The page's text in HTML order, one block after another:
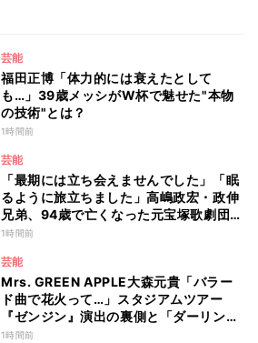
芸能
福田正博「体力的には衰えたとして
も…」39歳メッシがW杯で魅せた"本物
の技術"とは？
1時間前
芸能
「最期には立ち会えませんでした」「眠
るように旅立ちました」高嶋政宏・政伸
兄弟、94歳で亡くなった元宝塚歌劇団ト
ップスターの母・寿美花代を追悼 ここ
いた
1時間前
芸能
Mrs. GREEN APPLE大森元貴「バラー
ド曲で花火って…」スタジアムツアー
『ゼンジン』演出の裏側と「ダーリン」
への思いを語る
1時間前